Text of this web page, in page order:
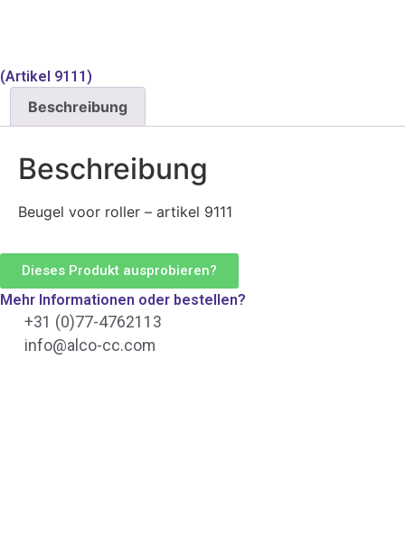
(Artikel 9111)
Beschreibung
Beschreibung
Beugel voor roller – artikel 9111
Dieses Produkt ausprobieren?
Mehr Informationen oder bestellen?
+31 (0)77-4762113
info@alco-cc.com